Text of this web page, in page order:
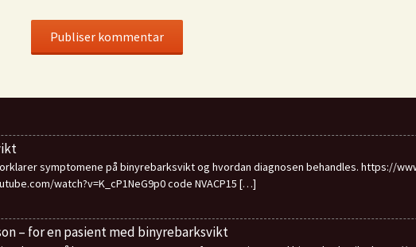
symptomene på binyrebarksvikt og hvordan diagnosen behandles. https://
watch?v=K_cP1NeG9p0 code NVACP15 […]
– for en pasient med binyrebarksvikt